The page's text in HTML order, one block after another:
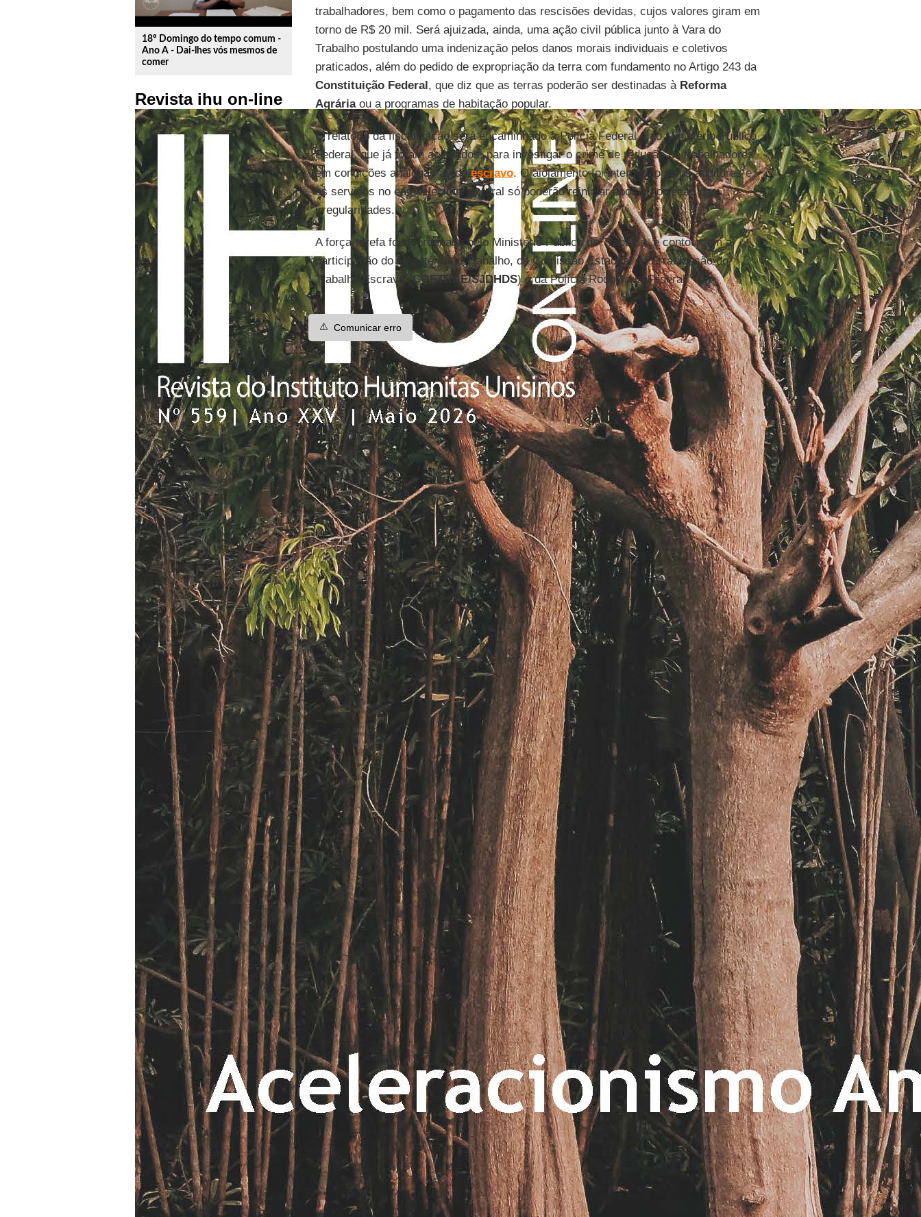
18º Domingo do tempo comum -
Ano A - Dai-lhes vós mesmos de
comer
Revista ihu on-line
trabalhadores, bem como o pagamento das rescisões devidas, cujos valores giram em
torno de R$ 20 mil. Será ajuizada, ainda, uma ação civil pública junto à Vara do
Trabalho postulando uma indenização pelos danos morais individuais e coletivos
praticados, além do pedido de expropriação da terra com fundamento no Artigo 243 da
Constituição Federal, que diz que as terras poderão ser destinadas à Reforma
Agráriaou a programas de habitação popular.
O relatório da fiscalização será encaminhado à Polícia Federal e ao Ministério Público
Federal, que já foram acionados, para investigar o crime de redução de trabalhadores
em condições análogas às deescravo. O alojamento foi interditado pelos auditores e
os serviços no estabelecimento rural só poderão reiniciar após a correção das
irregularidades.
A força-tarefa foi coordenada pelo Ministério Público do Trabalho, e contou com a
participação do Ministério do Trabalho, da Comissão Estadual de Erradicação do
Trabalho Escravo (COETRAE/SJDHDS) e da Polícia Rodoviária Federal.
⚠️ Comunicar erro